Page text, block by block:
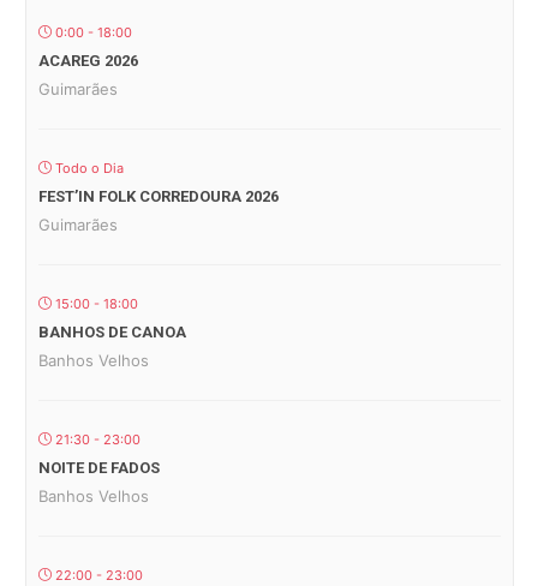
0:00 - 18:00
ACAREG 2026
Guimarães
Todo o Dia
FEST’IN FOLK CORREDOURA 2026
Guimarães
15:00 - 18:00
BANHOS DE CANOA
Banhos Velhos
21:30 - 23:00
NOITE DE FADOS
Banhos Velhos
22:00 - 23:00